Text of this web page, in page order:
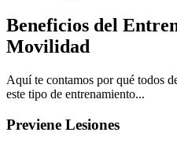
Beneficios del
Movilidad
Aquí te contamos por qué todos
este tipo de entrenamiento...
Previene Lesiones